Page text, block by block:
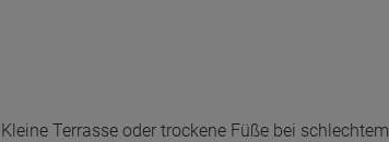
Kleine Terrasse oder trockene Füße bei schlechtem